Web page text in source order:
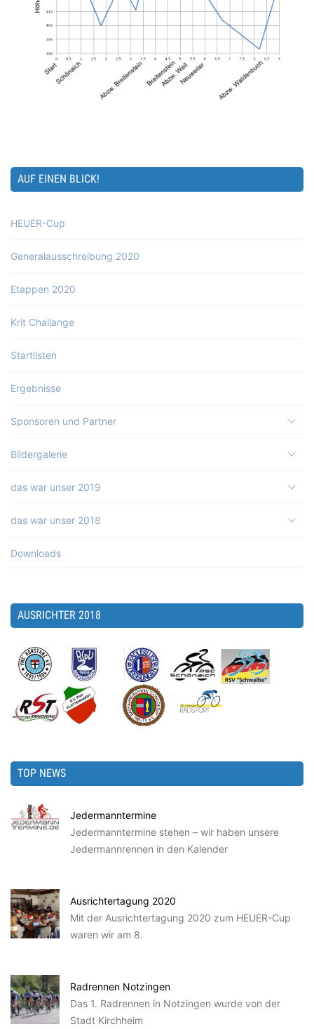
AUF EINEN BLICK!
HEUER-Cup
Generalausschreibung 2020
Etappen 2020
Krit Challange
Startlisten
Ergebnisse
Sponsoren und Partner
Bildergalerie
das war unser 2019
das war unser 2018
Downloads
AUSRICHTER 2018
TOP NEWS
Jedermanntermine
Jedermanntermine stehen – wir haben unsere
Jedermannrennen in den Kalender
Ausrichtertagung 2020
Mit der Ausrichtertagung 2020 zum HEUER-Cup
waren wir am 8.
Radrennen Notzingen
Das 1. Radrennen in Notzingen wurde von der
Stadt Kirchheim